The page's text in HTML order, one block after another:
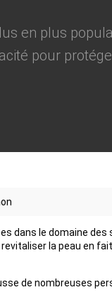
en plus
pour
dans le domaine des
la peau en
de nombreuses